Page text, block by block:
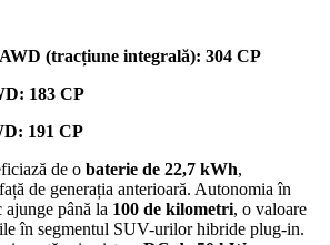
(tracțiune integrală): 304 CP
183 CP
191 CP
de o baterie de 22,7 kWh,
de generația anterioară. Autonomia în
până la 100 de kilometri, o valoare
în segmentul SUV-urilor hibride plug-in.